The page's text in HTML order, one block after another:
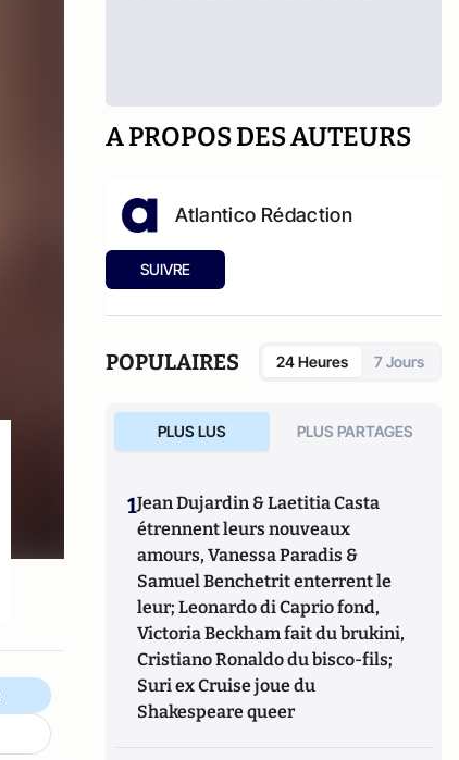
A PROPOS DES AUTEURS
Atlantico Rédaction
SUIVRE
POPULAIRES 24 Heures 7 Jours
PLUS LUS PLUS PARTAGES
1Jean Dujardin & Laetitia Casta
étrennent leurs nouveaux
amours, Vanessa Paradis &
Samuel Benchetrit enterrent le
leur; Leonardo di Caprio fond,
Victoria Beckham fait du brukini,
Cristiano Ronaldo du bisco-fils;
Suri ex Cruise joue du
Shakespeare queer